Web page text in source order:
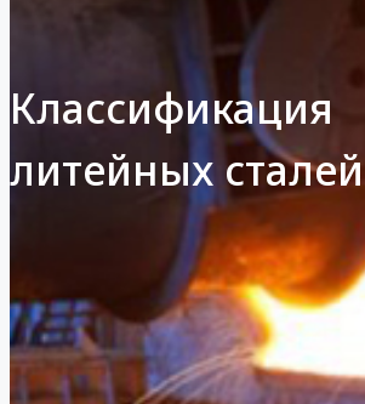
Классификация
литейных сталей